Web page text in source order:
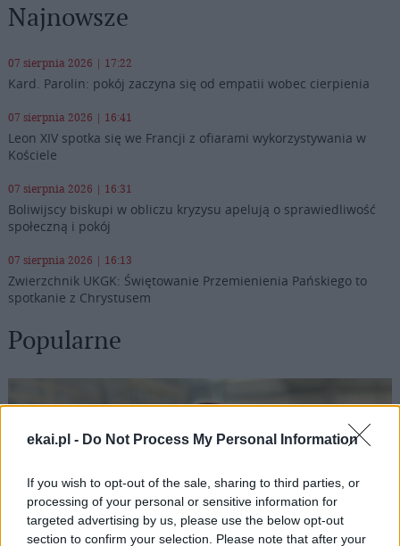
ekai.pl - Do Not Process My Personal Information
If you wish to opt-out of the sale, sharing to third parties, or
processing of your personal or sensitive information for
targeted advertising by us, please use the below opt-out
section to confirm your selection. Please note that after your
Najnowsze
07 sierpnia 2026 | 17:22
Kard. Parolin: pokój zaczyna się od empatii wobec cierpienia
07 sierpnia 2026 | 16:41
Leon XIV spotka się we Francji z ofiarami wykorzystywania w
Kościele
07 sierpnia 2026 | 16:31
Boliwijscy biskupi w obliczu kryzysu apelują o sprawiedliwość
społeczną i pokój
07 sierpnia 2026 | 16:13
Zwierzchnik UKGK: Świętowanie Przemienienia Pańskiego to
spotkanie z Chrystusem
Popularne